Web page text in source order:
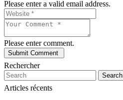
Please enter a valid email address.
Please enter comment.
Rechercher
Search
Articles récents